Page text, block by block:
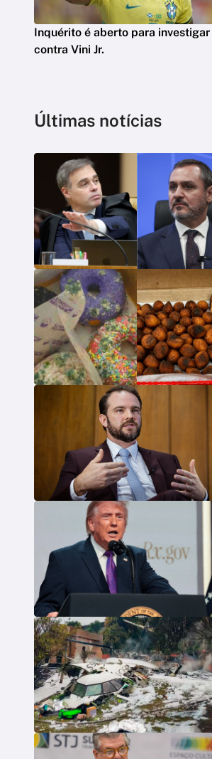
Inquérito é aberto para
contra Vini Jr.
Últimas notícias